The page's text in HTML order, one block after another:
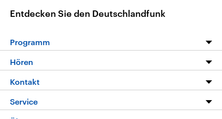
Entdecken Sie den Deutschlandfunk
Programm
Programm
Die Nachrichten
Nachrichtenleicht
Hören
Livestream
Podcasts
Kontakt
Hörerservice
Service